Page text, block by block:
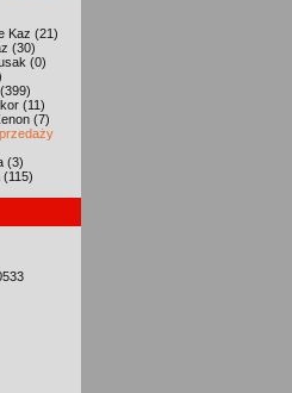
Kaz (21)
(30)
(0)
(11)
(7)
(3)
(115)